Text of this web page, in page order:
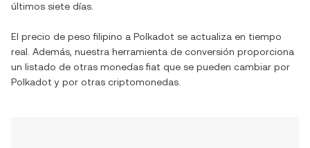
últimos siete días.
El precio de peso filipino a Polkadot se actualiza en tiempo
real. Además, nuestra herramienta de conversión proporciona
un listado de otras monedas fiat que se pueden cambiar por
Polkadot y por otras criptomonedas.